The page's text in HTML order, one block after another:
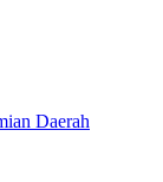
Daerah